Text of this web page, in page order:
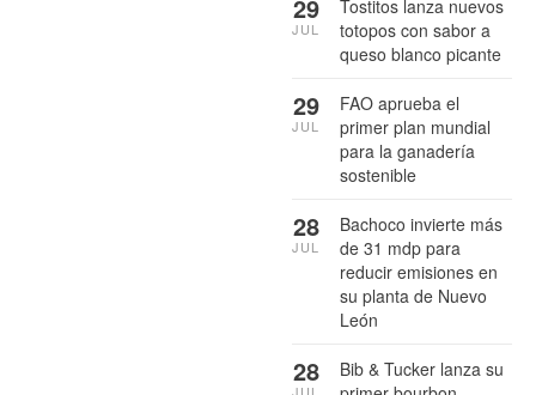
Tostitos lanza nuevos
totopos con sabor a
queso blanco picante
29
JUL
FAO aprueba el
primer plan mundial
para la ganadería
sostenible
29
JUL
Bachoco invierte más
de 31 mdp para
reducir emisiones en
su planta de Nuevo
León
28
JUL
Bib & Tucker lanza su
28